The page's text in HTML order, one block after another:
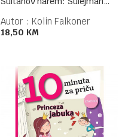
Autor : Kolin Falkoner
18,50 KM